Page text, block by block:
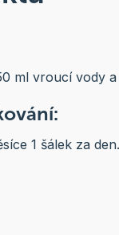
ml vroucí vody
1 šálek za